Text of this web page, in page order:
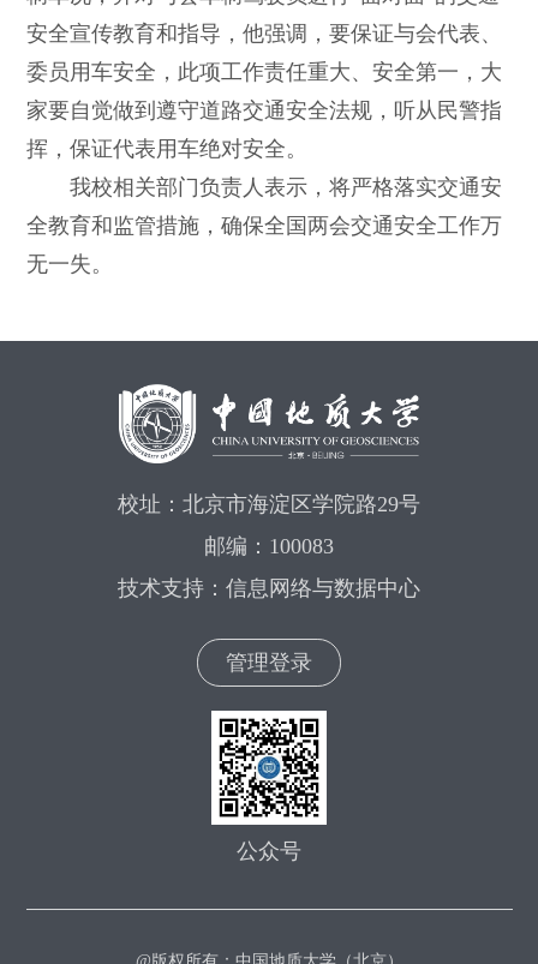
安全宣传教育和指导，他强调，要保证与会代表、
委员用车安全，此项工作责任重大、安全第一，大
家要自觉做到遵守道路交通安全法规，听从民警指
挥，保证代表用车绝对安全。
我校相关部门负责人表示，将严格落实交通安
全教育和监管措施，确保全国两会交通安全工作万
无一失。
校址：北京市海淀区学院路29号
邮编：100083
技术支持：信息网络与数据中心
管理登录
公众号